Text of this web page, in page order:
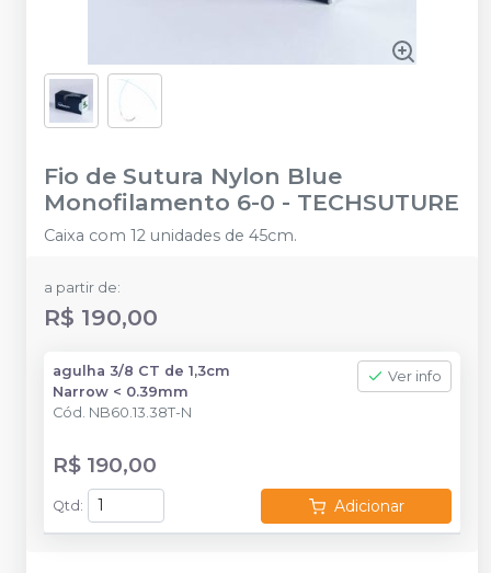
Fio de Sutura Nylon Blue
Monofilamento 6-0 - TECHSUTURE
Caixa com 12 unidades de 45cm.
a partir de:
R$ 190,00
agulha 3/8 CT de 1,3cm
Narrow < 0.39mm
Cód. NB60.13.38T-N
Ver info
R$ 190,00
Qtd : Adicionar